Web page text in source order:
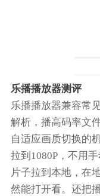
乐播播放器测评
乐播播放器兼容常
解析，播高码率文
自适应画质切换的
拉到1080P，不用
片子拉到本地，在
然能打开看。还把